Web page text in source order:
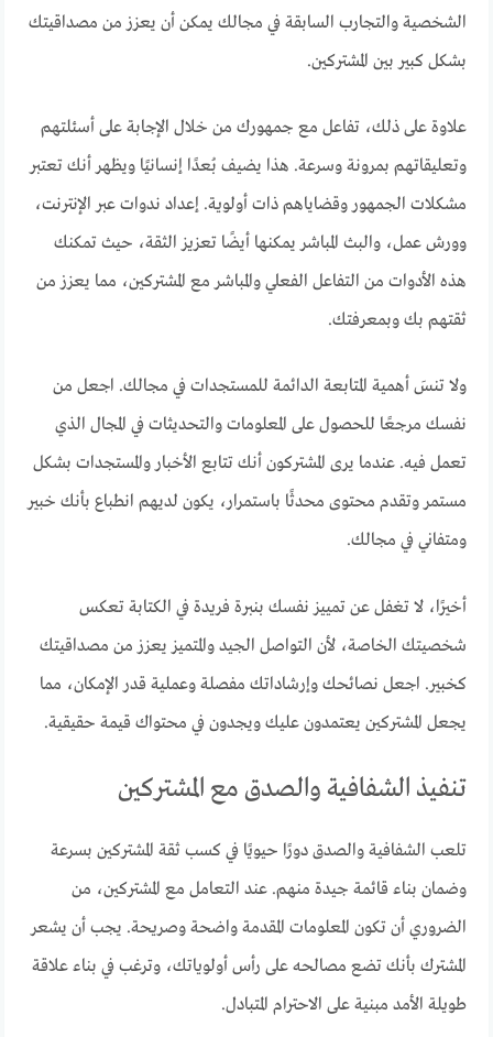
الشخصية والتجارب السابقة في مجالك يمكن أن يعزز من مصداقيتك
بشكل كبير بين المشتركين.
علاوة على ذلك، تفاعل مع جمهورك من خلال الإجابة على أسئلتهم
وتعليقاتهم بمرونة وسرعة. هذا يضيف بُعدًا إنسانيًا ويظهر أنك تعتبر
مشكلات الجمهور وقضاياهم ذات أولوية. إعداد ندوات عبر الإنترنت،
وورش عمل، والبث المباشر يمكنها أيضًا تعزيز الثقة، حيث تمكنك
هذه الأدوات من التفاعل الفعلي والمباشر مع المشتركين، مما يعزز من
ثقتهم بك وبمعرفتك.
ولا تنسَ أهمية المتابعة الدائمة للمستجدات في مجالك. اجعل من
نفسك مرجعًا للحصول على المعلومات والتحديثات في المجال الذي
تعمل فيه. عندما يرى المشتركون أنك تتابع الأخبار والمستجدات بشكل
مستمر وتقدم محتوى محدثًا باستمرار، يكون لديهم انطباع بأنك خبير
ومتفاني في مجالك.
أخيرًا، لا تغفل عن تمييز نفسك بنبرة فريدة في الكتابة تعكس
شخصيتك الخاصة، لأن التواصل الجيد والمتميز يعزز من مصداقيتك
كخبير. اجعل نصائحك وإرشاداتك مفصلة وعملية قدر الإمكان، مما
يجعل المشتركين يعتمدون عليك ويجدون في محتواك قيمة حقيقية.
تنفيذ الشفافية والصدق مع المشتركين
تلعب الشفافية والصدق دورًا حيويًا في كسب ثقة المشتركين بسرعة
وضمان بناء قائمة جيدة منهم. عند التعامل مع المشتركين، من
الضروري أن تكون المعلومات المقدمة واضحة وصريحة. يجب أن يشعر
المشترك بأنك تضع مصالحه على رأس أولوياتك، وترغب في بناء علاقة
طويلة الأمد مبنية على الاحترام المتبادل.